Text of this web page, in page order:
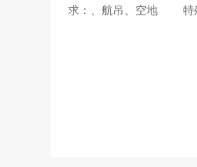
求：、航吊、空地 特